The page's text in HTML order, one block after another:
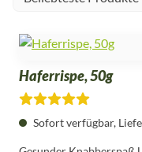
Durchschnittliche Bewertung von 5 von 5 Sternen
Sofort verfügbar,
Haferrispe, 50g